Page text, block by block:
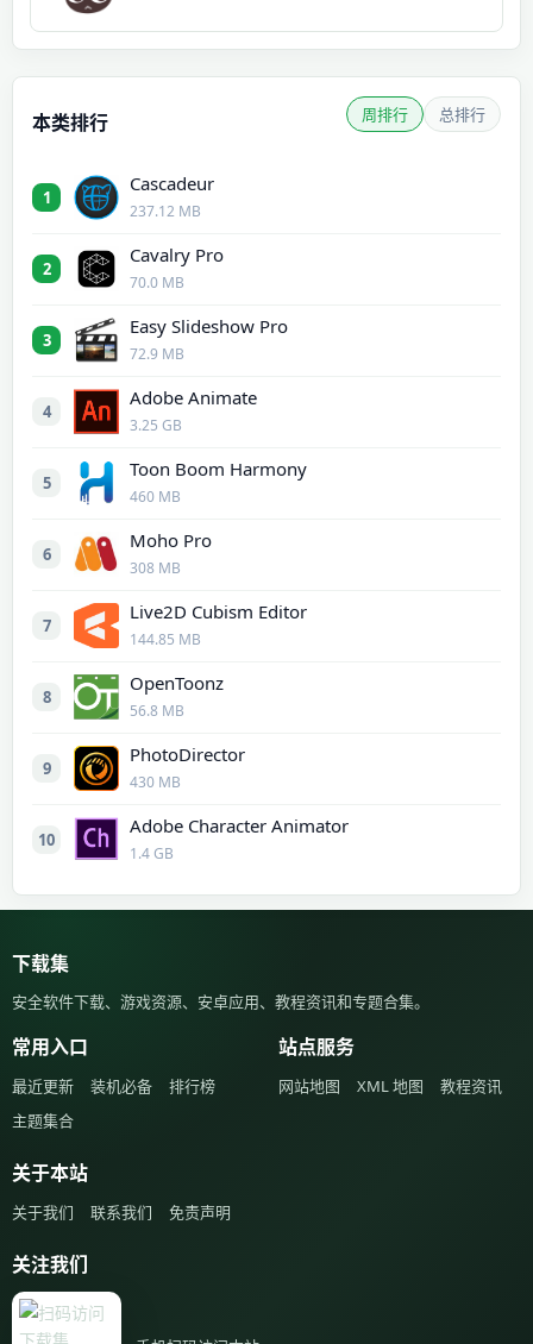
本类排行 周排行 总排行
1
Cascadeur
237.12 MB
2
Cavalry Pro
70.0 MB
3
Easy Slideshow Pro
72.9 MB
4
Adobe Animate
3.25 GB
5
Toon Boom Harmony
460 MB
6
Moho Pro
308 MB
7
Live2D Cubism Editor
144.85 MB
8
OpenToonz
56.8 MB
9
PhotoDirector
430 MB
10
Adobe Character Animator
1.4 GB
下载集
安全软件下载、游戏资源、安卓应用、教程资讯和专题合集。
常用入口
最近更新 装机必备
排行榜
主题集合
站点服务
网站地图 XML 地图 教程资讯
关于本站
关于我们 联系我们 免责声明
关注我们